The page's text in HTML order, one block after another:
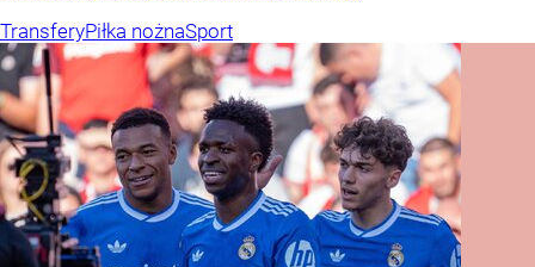
TransferyPiłka nożnaSport